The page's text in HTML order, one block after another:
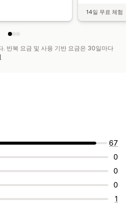
14일 무료 체험
. 반복 요금 및 사용 기반 요금은 30일마다
67
0
0
0
1